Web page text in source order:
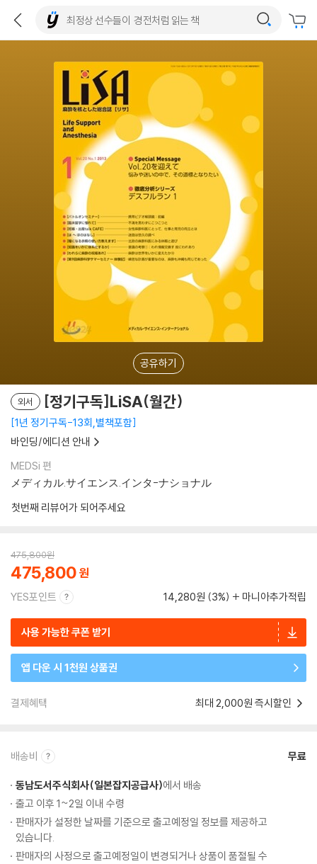
공유하기
외서 [정기구독]LiSA(월간)
1년 정기구독-13회,별책포함
바인딩/에디션 안내
MEDSi 편
メディカル.サイエンス.インタ-ナショナル
첫번째 리뷰어가 되어주세요
475,800원
475,800
YES포인트 14,280원 (3%) 마니아추가적립
사용 가능한 쿠폰 받기
앱 다운 시 1천원 상품권
결제혜택 최대 2,000원 즉시할인
배송비 무료
동남도서주식회사(일본잡지공급사)에서 배송
출고 이후 1~2일 이내 수령
판매자가 설정한 날짜를 기준으로 출고예정일 정보를 제공하고
있습니다.
판매자의 사정으로 출고예정일이 변경되거나 상품이 품절될 수